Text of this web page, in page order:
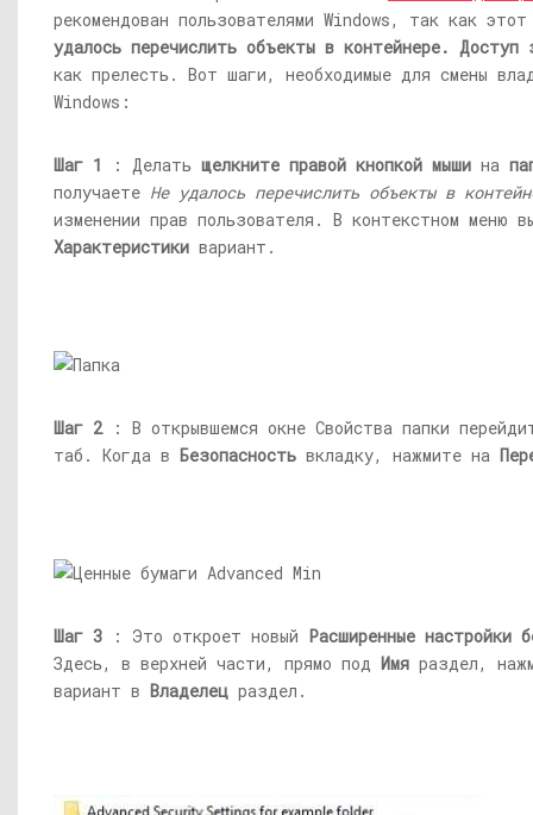
рекомендован пользователями Windows, так как
удалось перечислить объекты в контейнере. Доступ
как прелесть. Вот шаги, необходимые для смены
Windows:
Шаг 1 : Делать щелкните правой кнопкой мыши на
получаете Не удалось перечислить объекты в
изменении прав пользователя. В контекстном меню
Характеристики вариант.
Шаг 2: В открывшемся окне Свойства папки
таб. Когда в Безопасность вкладку, нажмите на
Шаг 3 : Это откроет новый Расширенные настройки
Здесь, в верхней части, прямо под Имя раздел,
вариант в Владелец раздел.